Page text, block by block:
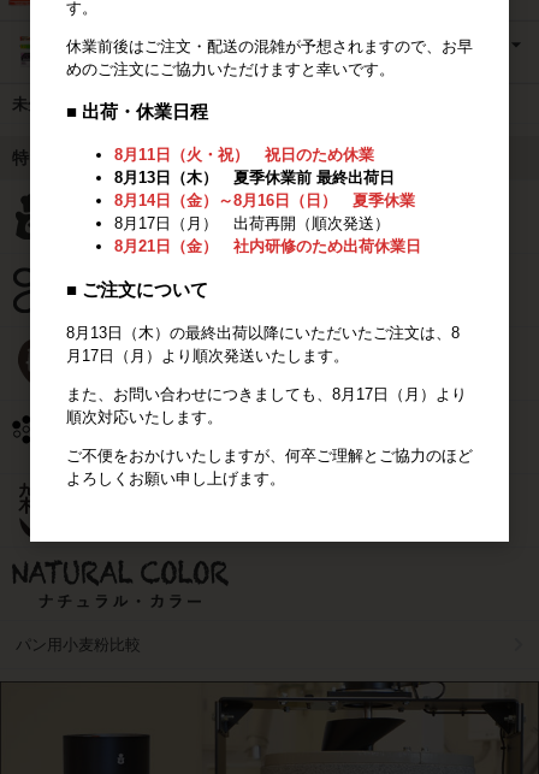
未分類
特集
パン用小麦粉比較
す。
休業前後はご注文・配送の混雑が予想されますので、お早
めのご注文にご協力いただけますと幸いです。
■ 出荷・休業日程
8月11日（火・祝） 祝日のため休業
8月13日（木） 夏季休業前 最終出荷日
8月14日（金）～8月16日（日） 夏季休業
8月17日（月） 出荷再開（順次発送）
8月21日（金） 社内研修のため出荷休業日
■ ご注文について
8月13日（木）の最終出荷以降にいただいたご注文は、8
月17日（月）より順次発送いたします。
また、お問い合わせにつきましても、8月17日（月）より
順次対応いたします。
ご不便をおかけいたしますが、何卒ご理解とご協力のほど
よろしくお願い申し上げます。